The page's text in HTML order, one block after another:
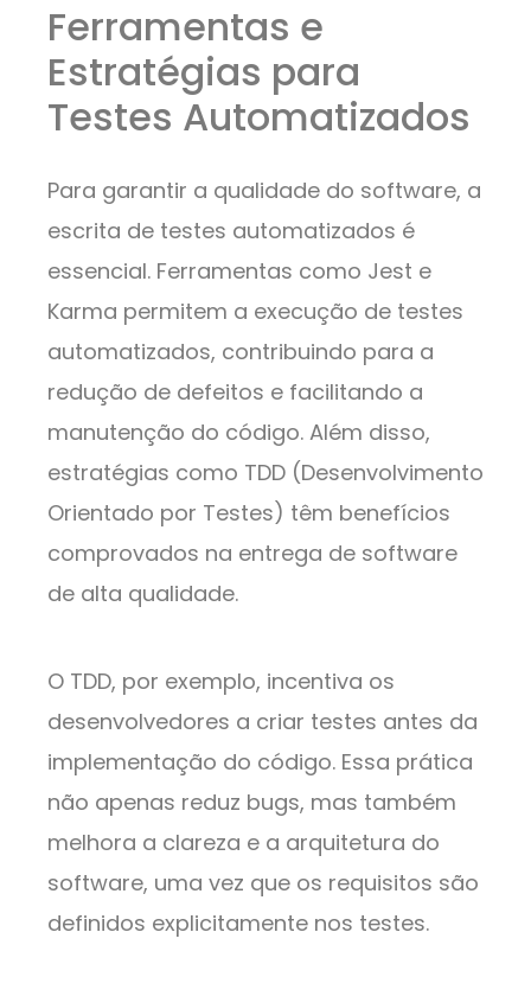
Ferramentas e
Estratégias para
Testes Automatizados
Para garantir a qualidade do software, a
escrita de testes automatizados é
essencial. Ferramentas como Jest e
Karma permitem a execução de testes
automatizados, contribuindo para a
redução de defeitos e facilitando a
manutenção do código. Além disso,
estratégias como TDD (Desenvolvimento
Orientado por Testes) têm benefícios
comprovados na entrega de software
de alta qualidade.
O TDD, por exemplo, incentiva os
desenvolvedores a criar testes antes da
implementação do código. Essa prática
não apenas reduz bugs, mas também
melhora a clareza e a arquitetura do
software, uma vez que os requisitos são
definidos explicitamente nos testes.